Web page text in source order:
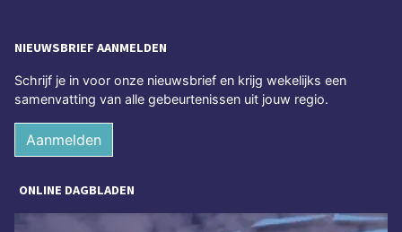
NIEUWSBRIEF AANMELDEN
Schrijf je in voor onze nieuwsbrief en krijg wekelijks een
samenvatting van alle gebeurtenissen uit jouw regio.
Aanmelden
ONLINE DAGBLADEN